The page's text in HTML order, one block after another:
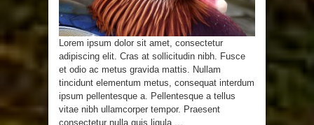
Lorem ipsum dolor sit amet, consectetur
adipiscing elit. Cras at sollicitudin nibh. Fusce
et odio ac metus gravida mattis. Nullam
tincidunt elementum metus, consequat interdum
ipsum pellentesque a. Pellentesque a tellus
vitae nibh ullamcorper tempor. Praesent
consectetur nulla quis ligula ...